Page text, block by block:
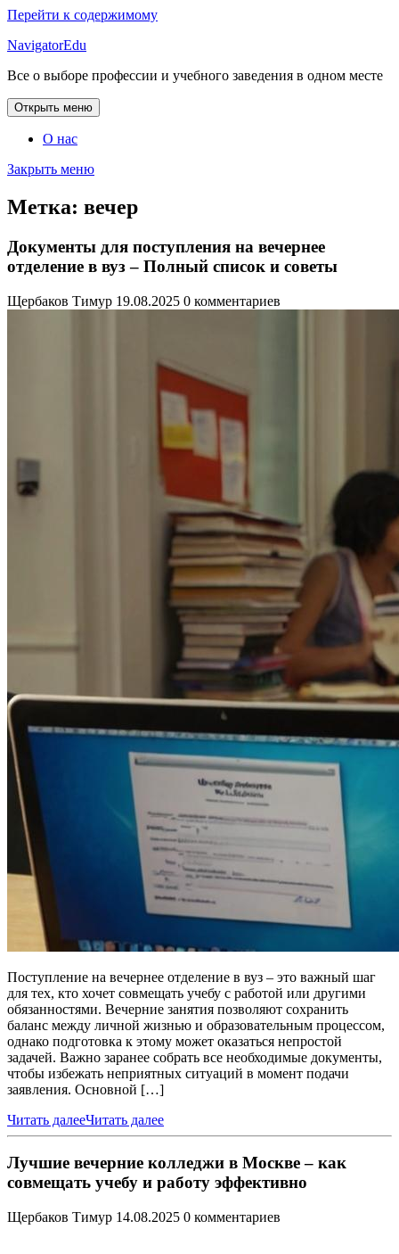
Перейти к содержимому
NavigatorEdu
Все о выборе профессии и учебного заведения в одном месте
Открыть меню
О нас
Закрыть меню
Метка: вечер
Документы для поступления на вечернее
отделение в вуз – Полный список и советы
Щербаков Тимур 19.08.2025 0 комментариев
Поступление на вечернее отделение в вуз – это важный шаг
для тех, кто хочет совмещать учебу с работой или другими
обязанностями. Вечерние занятия позволяют сохранить
баланс между личной жизнью и образовательным процессом,
однако подготовка к этому может оказаться непростой
задачей. Важно заранее собрать все необходимые документы,
чтобы избежать неприятных ситуаций в момент подачи
заявления. Основной […]
Читать далееЧитать далее
Лучшие вечерние колледжи в Москве – как
совмещать учебу и работу эффективно
Щербаков Тимур 14.08.2025 0 комментариев